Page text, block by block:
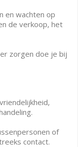
en wachten op
de verkoop, het
zorgen doe je bij
of
contact.